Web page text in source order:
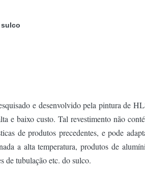
e desenvolvido pela pintura de
e baixo custo. Tal revestimento não
de produtos precedentes, e pode
a alta temperatura, produtos de
de tubulação etc. do sulco.